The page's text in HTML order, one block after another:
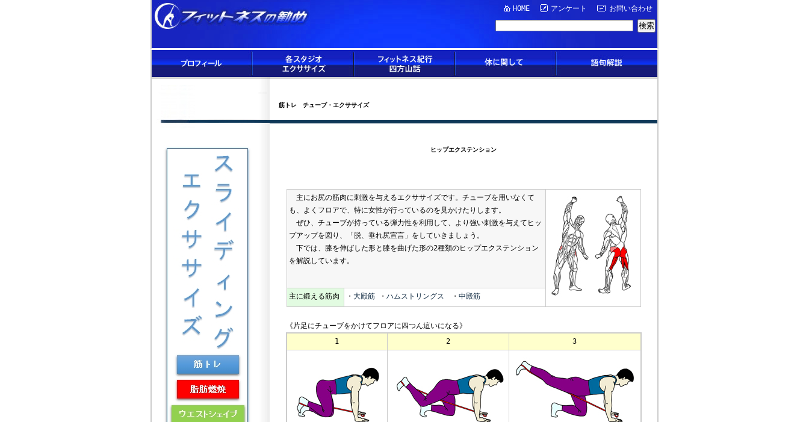
HOME アンケート お問い合わせ
筋トレ チューブ・エクササイズ
ヒップエクステンション
主にお尻の筋肉に刺激を与えるエクササイズです。チューブを用いなくて
も、よくフロアで、特に女性が行っているのを見かけたりします。
ぜひ、チューブが持っている弾力性を利用して、より強い刺激を与えてヒッ
プアップを図り、「脱、垂れ尻宣言」をしていきましょう。
下では、膝を伸ばした形と膝を曲げた形の2種類のヒップエクステンション
を解説しています。
主に鍛える筋肉 ・ 大殿筋・ ハムストリングス ・ 中殿筋
《片足にチューブをかけてフロアに四つん這いになる》
1
2 3